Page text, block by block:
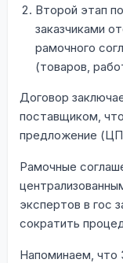
Второй этап
заказчиками
рамочного
(товаров,
Договор
поставщиком,
предложение
Рамочные
экспертов в гос
сократить
Напоминаем, что